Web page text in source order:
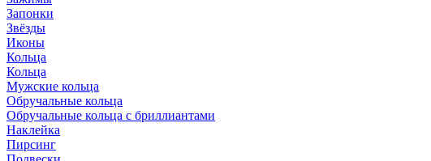
Запонки
Звёзды
Иконы
Кольца
Кольца
Мужские кольца
Обручальные кольца
Обручальные кольца с бриллиантами
Наклейка
Пирсинг